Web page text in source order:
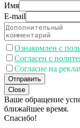
Имя
E-mail
Ознакомлен с
Согласен с
Согласие на
Отправить
Close
Ваше обращение
ближайшее время.
Спасибо!